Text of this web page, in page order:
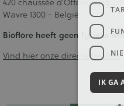
420 chaussée d'Ottenbourg
Wavre 1300 - België
Bioflore heeft geen fysieke
Vind hier onze directe dealers
IK GA